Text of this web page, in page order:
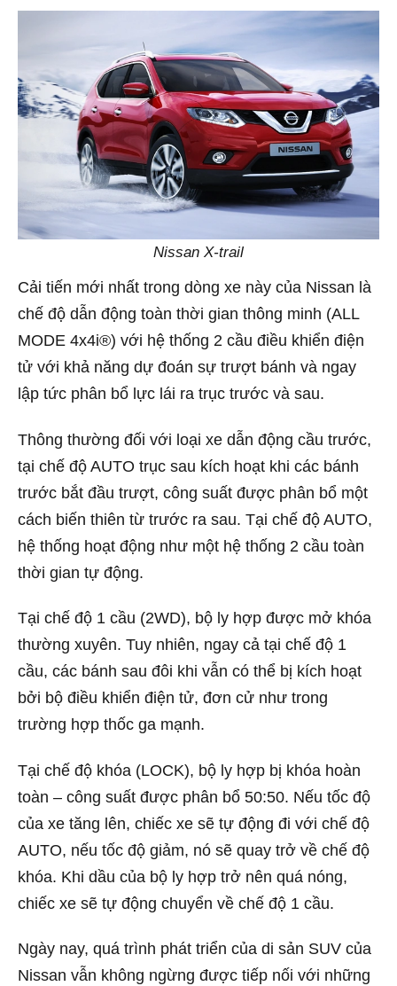
Nissan X-trail
Cải tiến mới nhất trong dòng xe này của Nissan là
chế độ dẫn động toàn thời gian thông minh (ALL
MODE 4x4i®) với hệ thống 2 cầu điều khiển điện
tử với khả năng dự đoán sự trượt bánh và ngay
lập tức phân bổ lực lái ra trục trước và sau.
Thông thường đối với loại xe dẫn động cầu trước,
tại chế độ AUTO trục sau kích hoạt khi các bánh
trước bắt đầu trượt, công suất được phân bổ một
cách biến thiên từ trước ra sau. Tại chế độ AUTO,
hệ thống hoạt động như một hệ thống 2 cầu toàn
thời gian tự động.
Tại chế độ 1 cầu (2WD), bộ ly hợp được mở khóa
thường xuyên. Tuy nhiên, ngay cả tại chế độ 1
cầu, các bánh sau đôi khi vẫn có thể bị kích hoạt
bởi bộ điều khiển điện tử, đơn cử như trong
trường hợp thốc ga mạnh.
Tại chế độ khóa (LOCK), bộ ly hợp bị khóa hoàn
toàn – công suất được phân bổ 50:50. Nếu tốc độ
của xe tăng lên, chiếc xe sẽ tự động đi với chế độ
AUTO, nếu tốc độ giảm, nó sẽ quay trở về chế độ
khóa. Khi dầu của bộ ly hợp trở nên quá nóng,
chiếc xe sẽ tự động chuyển về chế độ 1 cầu.
Ngày nay, quá trình phát triển của di sản SUV của
Nissan vẫn không ngừng được tiếp nối với những